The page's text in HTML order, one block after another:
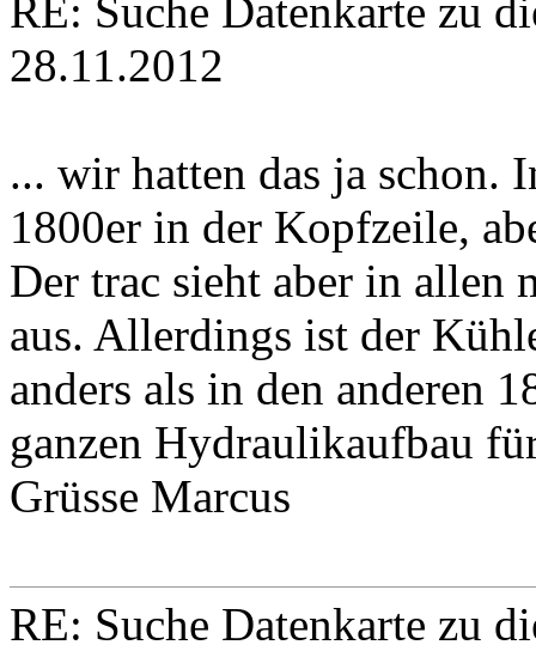
RE: Suche Datenkarte zu
28.11.2012
... wir hatten das ja schon.
1800er in der Kopfzeile,
Der trac sieht aber in allen
aus. Allerdings ist der
anders als in den anderen
ganzen Hydraulikaufbau
Grüsse Marcus
RE: Suche Datenkarte zu